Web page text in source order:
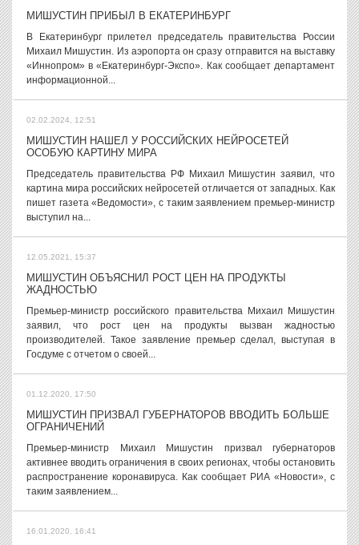
МИШУСТИН ПРИБЫЛ В ЕКАТЕРИНБУРГ
В Екатеринбург прилетел председатель правительства России
Михаил Мишустин. Из аэропорта он сразу отправится на выставку
«Иннопром» в «Екатеринбург-Экспо». Как сообщает департамент
информационной...
02.02.2024, 12:51
МИШУСТИН НАШЕЛ У РОССИЙСКИХ НЕЙРОСЕТЕЙ
ОСОБУЮ КАРТИНУ МИРА
Председатель правительства РФ Михаил Мишустин заявил, что
картина мира российских нейросетей отличается от западных. Как
пишет газета «Ведомости», с таким заявлением премьер-министр
выступил на...
12.05.2021, 15:37
МИШУСТИН ОБЪЯСНИЛ РОСТ ЦЕН НА ПРОДУКТЫ
ЖАДНОСТЬЮ
Премьер-министр российского правительства Михаил Мишустин
заявил, что рост цен на продукты вызван жадностью
производителей. Такое заявление премьер сделал, выступая в
Госдуме с отчетом о своей...
01.12.2020, 17:50
МИШУСТИН ПРИЗВАЛ ГУБЕРНАТОРОВ ВВОДИТЬ БОЛЬШЕ
ОГРАНИЧЕНИЙ
Премьер-министр Михаил Мишустин призвал губернаторов
активнее вводить ограничения в своих регионах, чтобы остановить
распространение коронавируса. Как сообщает РИА «Новости», с
таким заявлением...
16.01.2020, 16:41